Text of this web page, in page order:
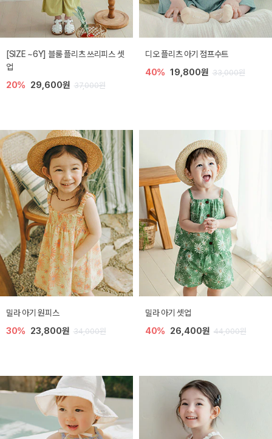
[SIZE ~6Y] 블룸 플리츠 쓰리피스 셋
업
20% 29,600원 37,000원
디오 플리츠 아기 점프수트
40% 19,800원 33,000원
밀라 아기 원피스
30% 23,800원 34,000원
밀라 아기 셋업
40% 26,400원 44,000원